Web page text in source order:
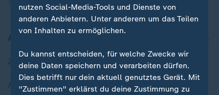
Zuletzt veröffentlicht
Aktuelle Sendungs-Videos
nutzen Social-Media-Tools und Dienste von
anderen Anbietern. Unter anderem um das Teilen
von Inhalten zu ermöglichen.
Du kannst entscheiden, für welche Zwecke wir
deine Daten speichern und verarbeiten dürfen.
Dies betrifft nur dein aktuell genutztes Gerät. Mit
"Zustimmen" erklärst du deine Zustimmung zu